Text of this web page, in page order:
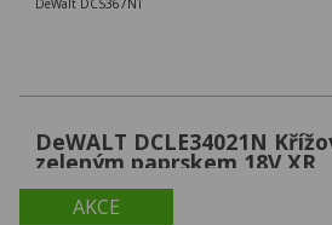
DeWalt DCS367NT
AKCE
DeWALT DCLE34021N
zeleným paprskem 18V XR